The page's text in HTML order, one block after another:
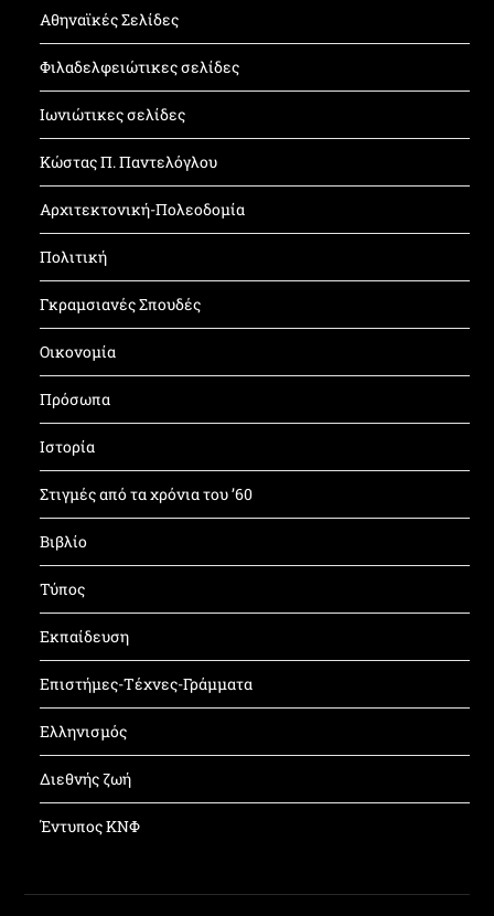
Αθηναϊκές Σελίδες
Φιλαδελφειώτικες σελίδες
Ιωνιώτικες σελίδες
Κώστας Π. Παντελόγλου
Αρχιτεκτονική-Πολεοδομία
Πολιτική
Γκραμσιανές Σπουδές
Οικονομία
Πρόσωπα
Ιστορία
Στιγμές από τα χρόνια του ’60
Βιβλίο
Τύπος
Εκπαίδευση
Επιστήμες-Τέχνες-Γράμματα
Ελληνισμός
Διεθνής ζωή
Έντυπος ΚΝΦ